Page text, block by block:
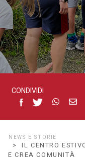
la
forza
e
crea
comunità
CONDIVIDI
NEWS E STORIE
> IL CENTRO
E CREA COMUNITÀ